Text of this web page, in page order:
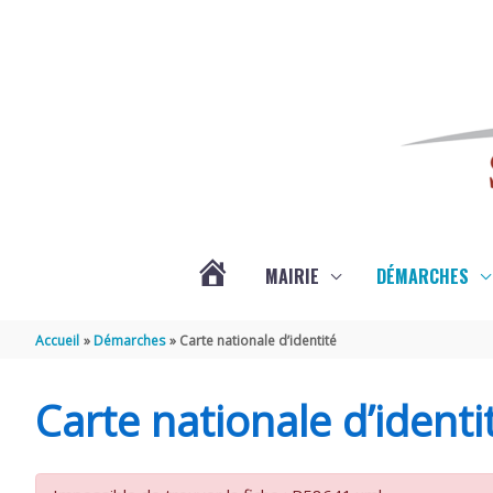
MAIRIE DÉMARCHES
Accueil Démarches Carte nationale d’identité
Carte nationale